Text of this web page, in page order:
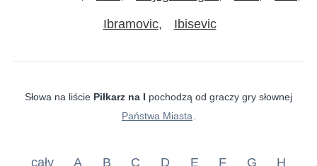
Ibramovic Ibisevic
Słowa na liście Piłkarz na I pochodzą od graczy gry słownej
Państwa Miasta
cały A B C D E F G H